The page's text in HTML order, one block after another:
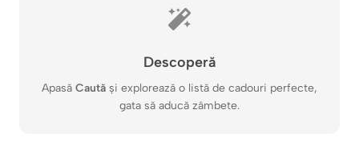
Descoperă
Apasă Caută și explorează o listă de cadouri perfecte,
gata să aducă zâmbete.